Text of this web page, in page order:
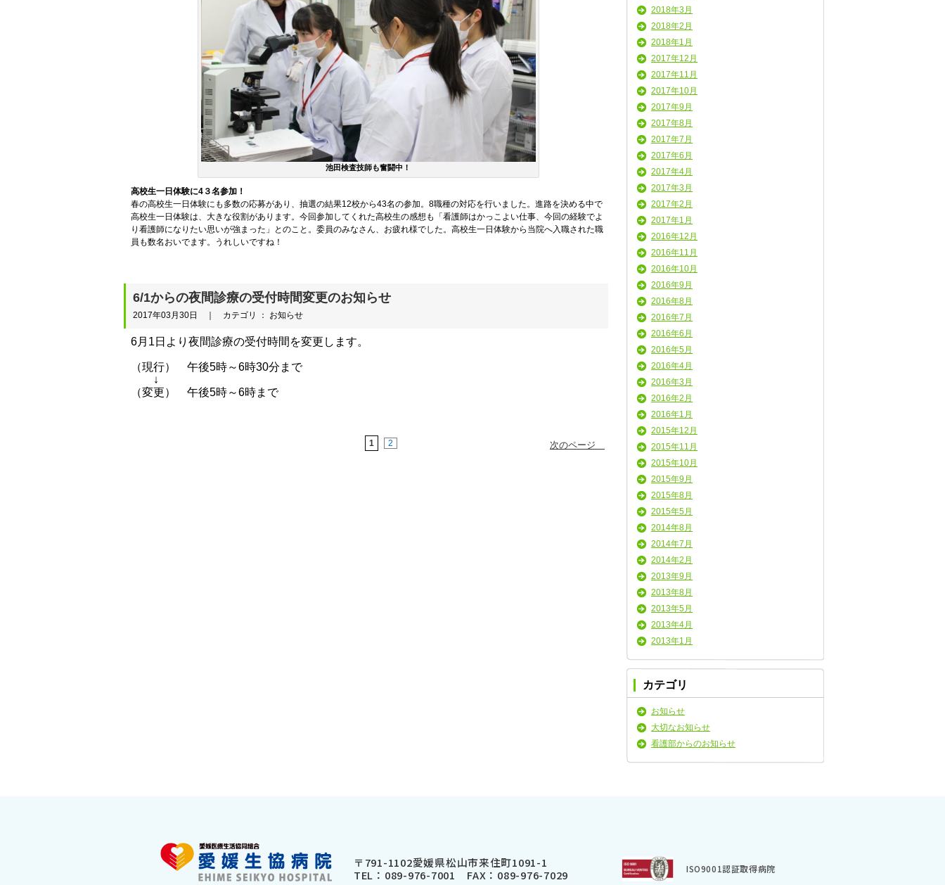
池田検査技師も奮闘中！
高校生一日体験に4３名参加！
春の高校生一日体験にも多数の応募があり、抽選の結果12校から43名の参加。8職種の対応を行いました。進路を決める中で
高校生一日体験は、大きな役割があります。今回参加してくれた高校生の感想も「看護師はかっこよい仕事、今回の経験でよ
り看護師になりたい思いが強まった」とのこと。委員のみなさん、お疲れ様でした。高校生一日体験から当院へ入職された職
員も数名おいでます。うれしいですね！
6/1からの夜間診療の受付時間変更のお知らせ
2017年03月30日 ｜ カテゴリ ： お知らせ
6月1日より夜間診療の受付時間を変更します。
（現行） 午後5時～6時30分まで
↓
（変更） 午後5時～6時まで
1 2 次のページ
2018年3月
2018年2月
2018年1月
2017年12月
2017年11月
2017年10月
2017年9月
2017年8月
2017年7月
2017年6月
2017年4月
2017年3月
2017年2月
2017年1月
2016年12月
2016年11月
2016年10月
2016年9月
2016年8月
2016年7月
2016年6月
2016年5月
2016年4月
2016年3月
2016年2月
2016年1月
2015年12月
2015年11月
2015年10月
2015年9月
2015年8月
2015年5月
2014年8月
2014年7月
2014年2月
2013年9月
2013年8月
2013年5月
2013年4月
2013年1月
カテゴリ
お知らせ
大切なお知らせ
看護部からのお知らせ
〒791-1102愛媛県松山市来住町1091-1
TEL： 089-976-7001 FAX：089-976-7029 ISO9001認証取得病院